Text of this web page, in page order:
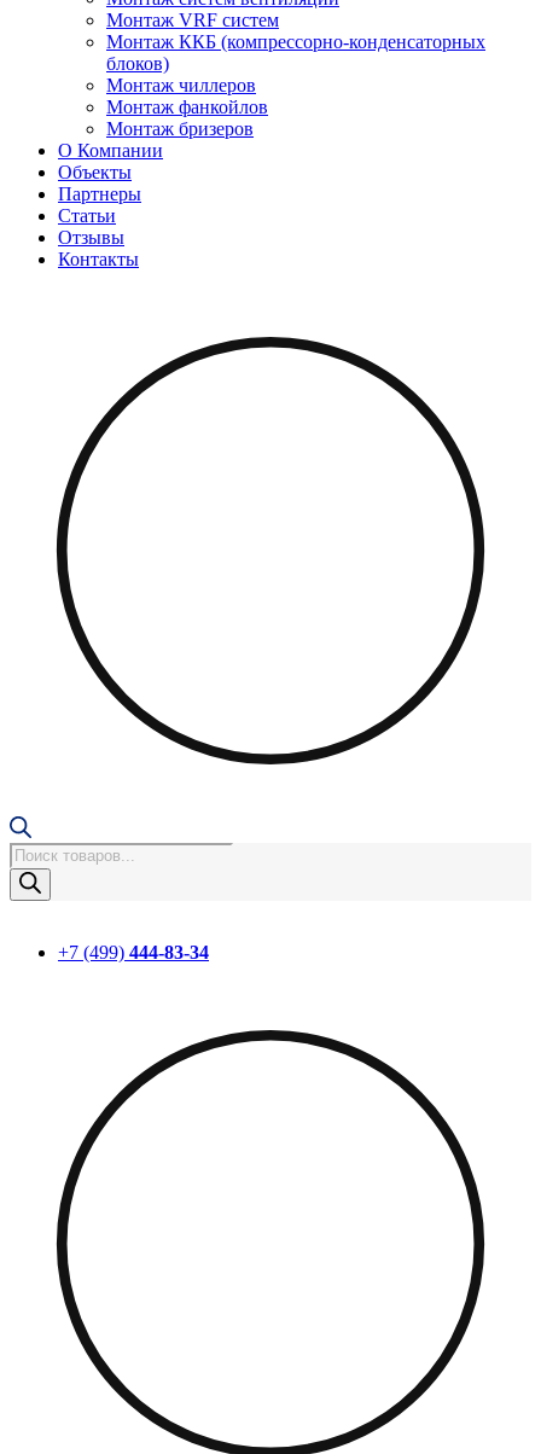
Монтаж VRF систем
Монтаж ККБ (компрессорно-конденсаторных
блоков)
Монтаж чиллеров
Монтаж фанкойлов
Монтаж бризеров
О Компании
Объекты
Партнеры
Статьи
Отзывы
Контакты
Поиск
товаров
+7 (499) 444-83-34